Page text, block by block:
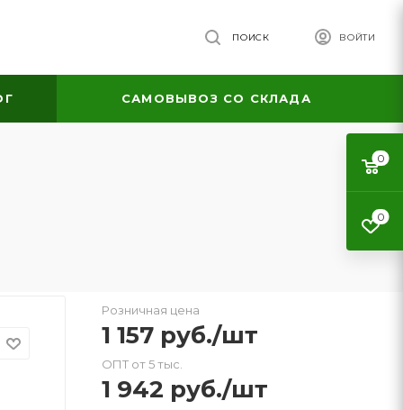
ВОЙТИ
ПОИСК
САМОВЫВОЗ СО СКЛАДА
Розничная цена
1 157 руб./шт
ОПТ от 5 тыс.
1 942 руб./шт
0
0